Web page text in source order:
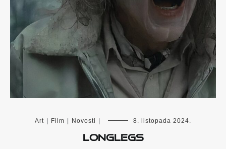
Art Film Novosti 8. listopada 2024.
Longlegs